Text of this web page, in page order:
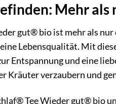
Mehr als
gut® bio ist mehr als
Lebensqualität. Mit
Entspannung und eine
Kräuter verzaubern und
Tee Wieder gut® bio